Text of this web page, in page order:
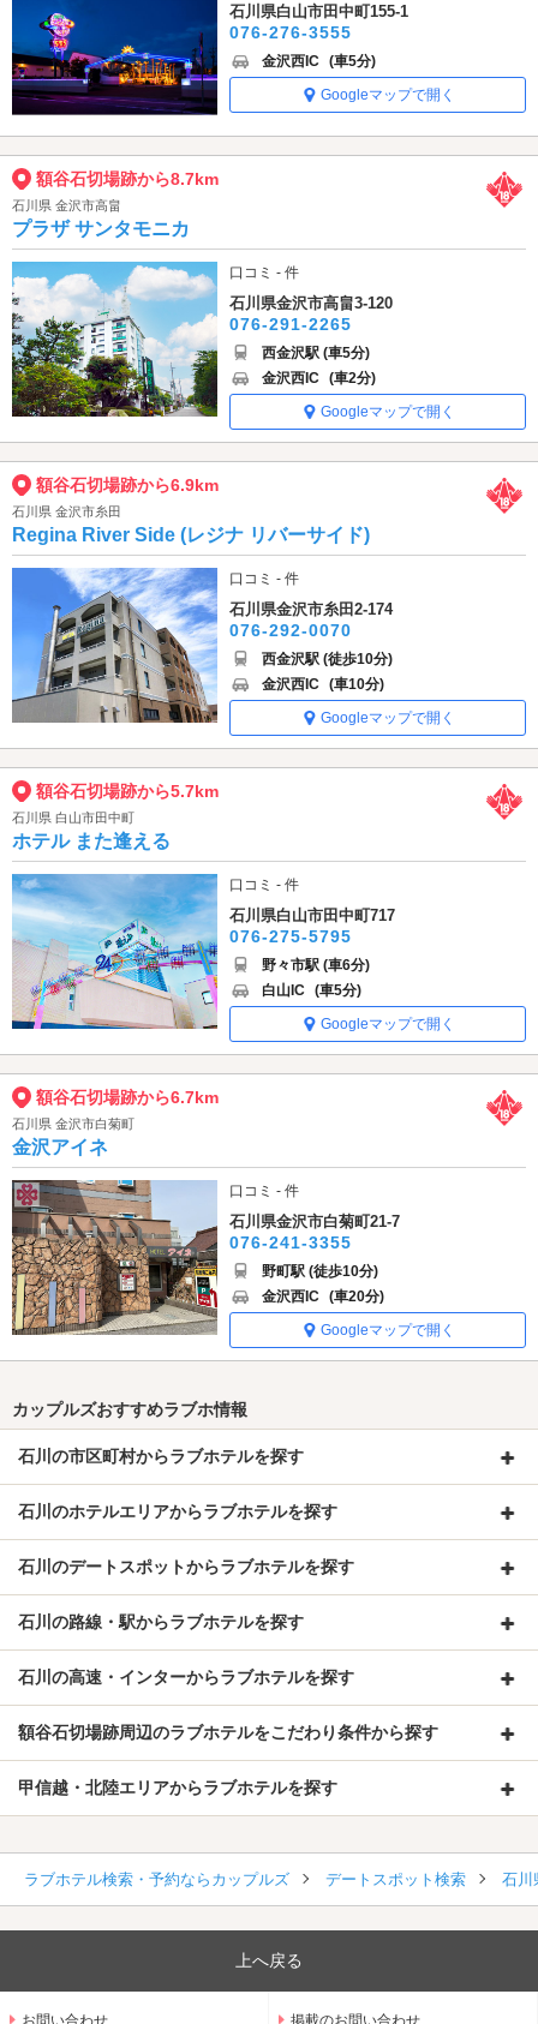
石川県白山市田中町155-1
076-276-3555
金沢西IC (車5分)
Googleマップで開く
額谷石切場跡から8.7km
石川県 金沢市高畠
プラザ サンタモニカ
口コミ - 件
石川県金沢市高畠3-120
076-291-2265
西金沢駅 (車5分)
金沢西IC (車2分)
Googleマップで開く
額谷石切場跡から6.9km
石川県 金沢市糸田
Regina River Side (レジナ リバーサイド)
口コミ - 件
石川県金沢市糸田2-174
076-292-0070
西金沢駅 (徒歩10分)
金沢西IC (車10分)
Googleマップで開く
額谷石切場跡から5.7km
石川県 白山市田中町
ホテル また逢える
口コミ - 件
石川県白山市田中町717
076-275-5795
野々市駅 (車6分)
白山IC (車5分)
Googleマップで開く
額谷石切場跡から6.7km
石川県 金沢市白菊町
金沢アイネ
口コミ - 件
石川県金沢市白菊町21-7
076-241-3355
野町駅 (徒歩10分)
金沢西IC (車20分)
Googleマップで開く
カップルズおすすめラブホ情報
石川の市区町村からラブホテルを探す
石川のホテルエリアからラブホテルを探す
石川のデートスポットからラブホテルを探す
石川の路線・駅からラブホテルを探す
石川の高速・インターからラブホテルを探す
額谷石切場跡周辺のラブホテルをこだわり条件から探す
甲信越・北陸エリアからラブホテルを探す
ラブホテル検索・予約ならカップルズ デートスポット検索 石川
上へ戻る